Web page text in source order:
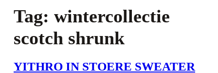
Tag: wintercollectie
scotch shrunk
YITHRO IN STOERE SWEATER